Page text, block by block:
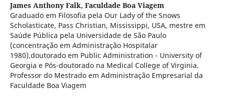
James Anthony Falk, Faculdade Boa Viagem
Graduado em Filosofia pela Our Lady of the Snows
Scholasticate, Pass Christian, Mississippi, USA, mestre em
Saúde Pública pela Universidade de São Paulo
(concentração em Administração Hospitalar
1980),doutorado em Public Administration - University of
Georgia e Pós-doutorado na Medical College of Virginia.
Professor do Mestrado em Administração Empresarial da
Faculdade Boa Viagem